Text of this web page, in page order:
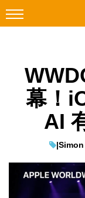
Facebook
科技焦點
教學評測
幕！
AI
|